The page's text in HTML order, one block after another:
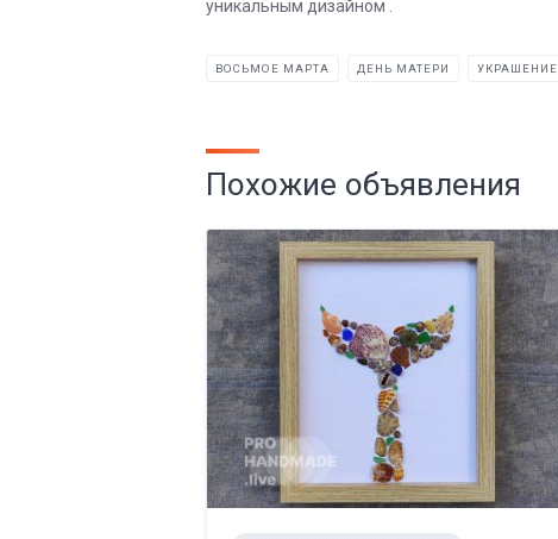
уникальным дизайном .
ВОСЬМОЕ МАРТА ДЕНЬ МАТЕРИ УКРАШЕНИЕ
Похожие объявления